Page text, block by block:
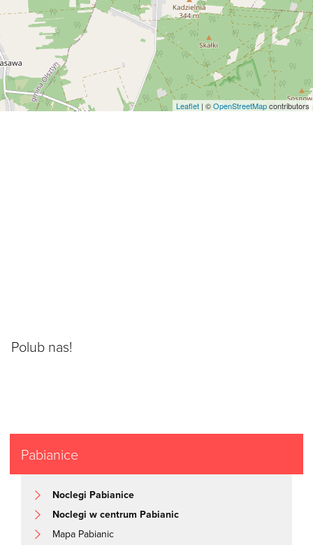
Leaflet | ©OpenStreetMapcontributors
Polub nas!
Pabianice
Noclegi Pabianice
Noclegi w centrum Pabianic
Mapa Pabianic